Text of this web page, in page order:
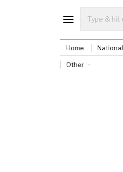
Home National
Other